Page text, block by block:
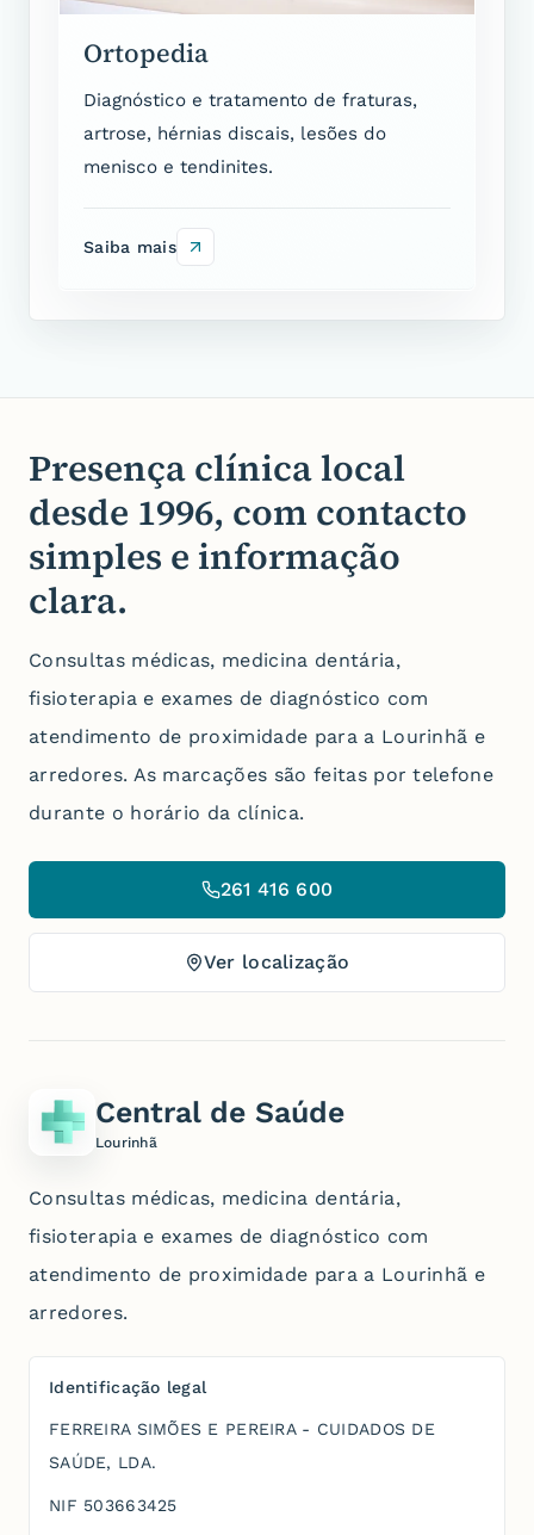
Ortopedia
Diagnóstico e tratamento de fraturas,
artrose, hérnias discais, lesões do
menisco e tendinites.
Saiba mais
Presença clínica local
desde 1996, com contacto
simples e informação
clara.
Consultas médicas, medicina dentária,
fisioterapia e exames de diagnóstico com
atendimento de proximidade para a Lourinhã e
arredores. As marcações são feitas por telefone
durante o horário da clínica.
261 416 600
Ver localização
Central de Saúde
Lourinhã
Consultas médicas, medicina dentária,
fisioterapia e exames de diagnóstico com
atendimento de proximidade para a Lourinhã e
arredores.
Identificação legal
FERREIRA SIMÕES E PEREIRA - CUIDADOS DE
SAÚDE, LDA.
NIF 503663425